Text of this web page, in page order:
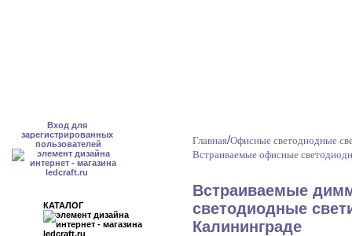
Вход для
зарегистрированных
пользователей
КАТАЛОГ
Главная/Офисные светодиодные
Встраиваемые офисные
Встраиваемые
светодиодные
Калининграде